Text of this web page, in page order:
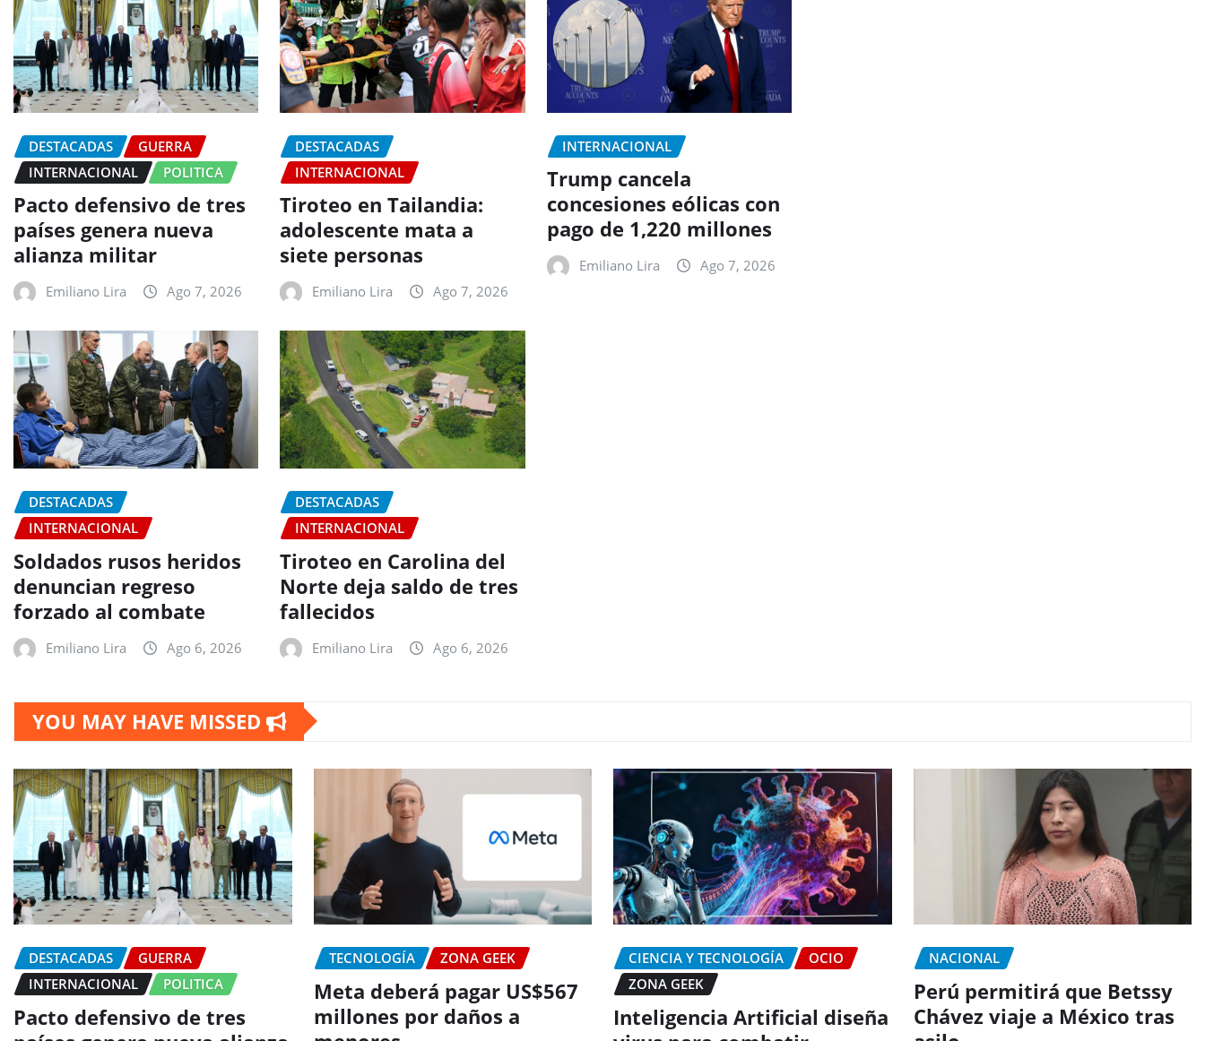
DESTACADAS
GUERRA
INTERNACIONAL
POLITICA
Pacto defensivo de tres
países genera nueva
alianza militar
Emiliano Lira Ago 7, 2026
DESTACADAS
INTERNACIONAL
Tiroteo en Tailandia:
adolescente mata a
siete personas
Emiliano Lira Ago 7, 2026
INTERNACIONAL
Trump cancela
concesiones eólicas con
pago de 1,220 millones
Emiliano Lira Ago 7, 2026
DESTACADAS
INTERNACIONAL
Soldados rusos heridos
denuncian regreso
forzado al combate
Emiliano Lira Ago 6, 2026
DESTACADAS
INTERNACIONAL
Tiroteo en Carolina del
Norte deja saldo de tres
fallecidos
Emiliano Lira Ago 6, 2026
YOU MAY HAVE MISSED
DESTACADAS
GUERRA
INTERNACIONAL
POLITICA
Pacto defensivo de tres
TECNOLOGÍA ZONA GEEK
Meta deberá pagar US$567
millones por daños a
CIENCIA Y TECNOLOGÍA
OCIO
ZONA GEEK
Inteligencia Artificial diseña
NACIONAL
Perú permitirá que Betssy
Chávez viaje a México tras